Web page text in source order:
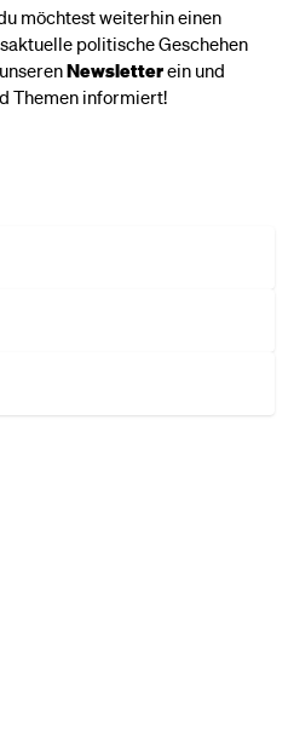
möchtest weiterhin einen
politische Geschehen
Newsletterein und
Themen informiert!